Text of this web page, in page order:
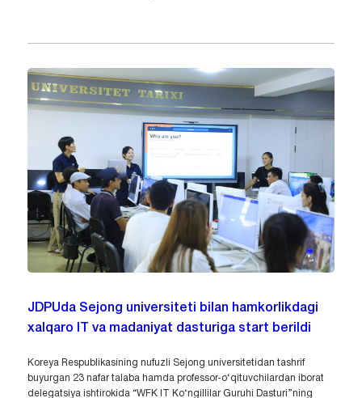
JDPUda Sejong universiteti bilan hamkorlikdagi
xalqaro IT va madaniyat dasturiga start berildi
Koreya Respublikasining nufuzli Sejong universitetidan tashrif
buyurgan 23 nafar talaba hamda professor-o‘qituvchilardan iborat
delegatsiya ishtirokida “WFK IT Ko‘ngillilar Guruhi Dasturi”ning